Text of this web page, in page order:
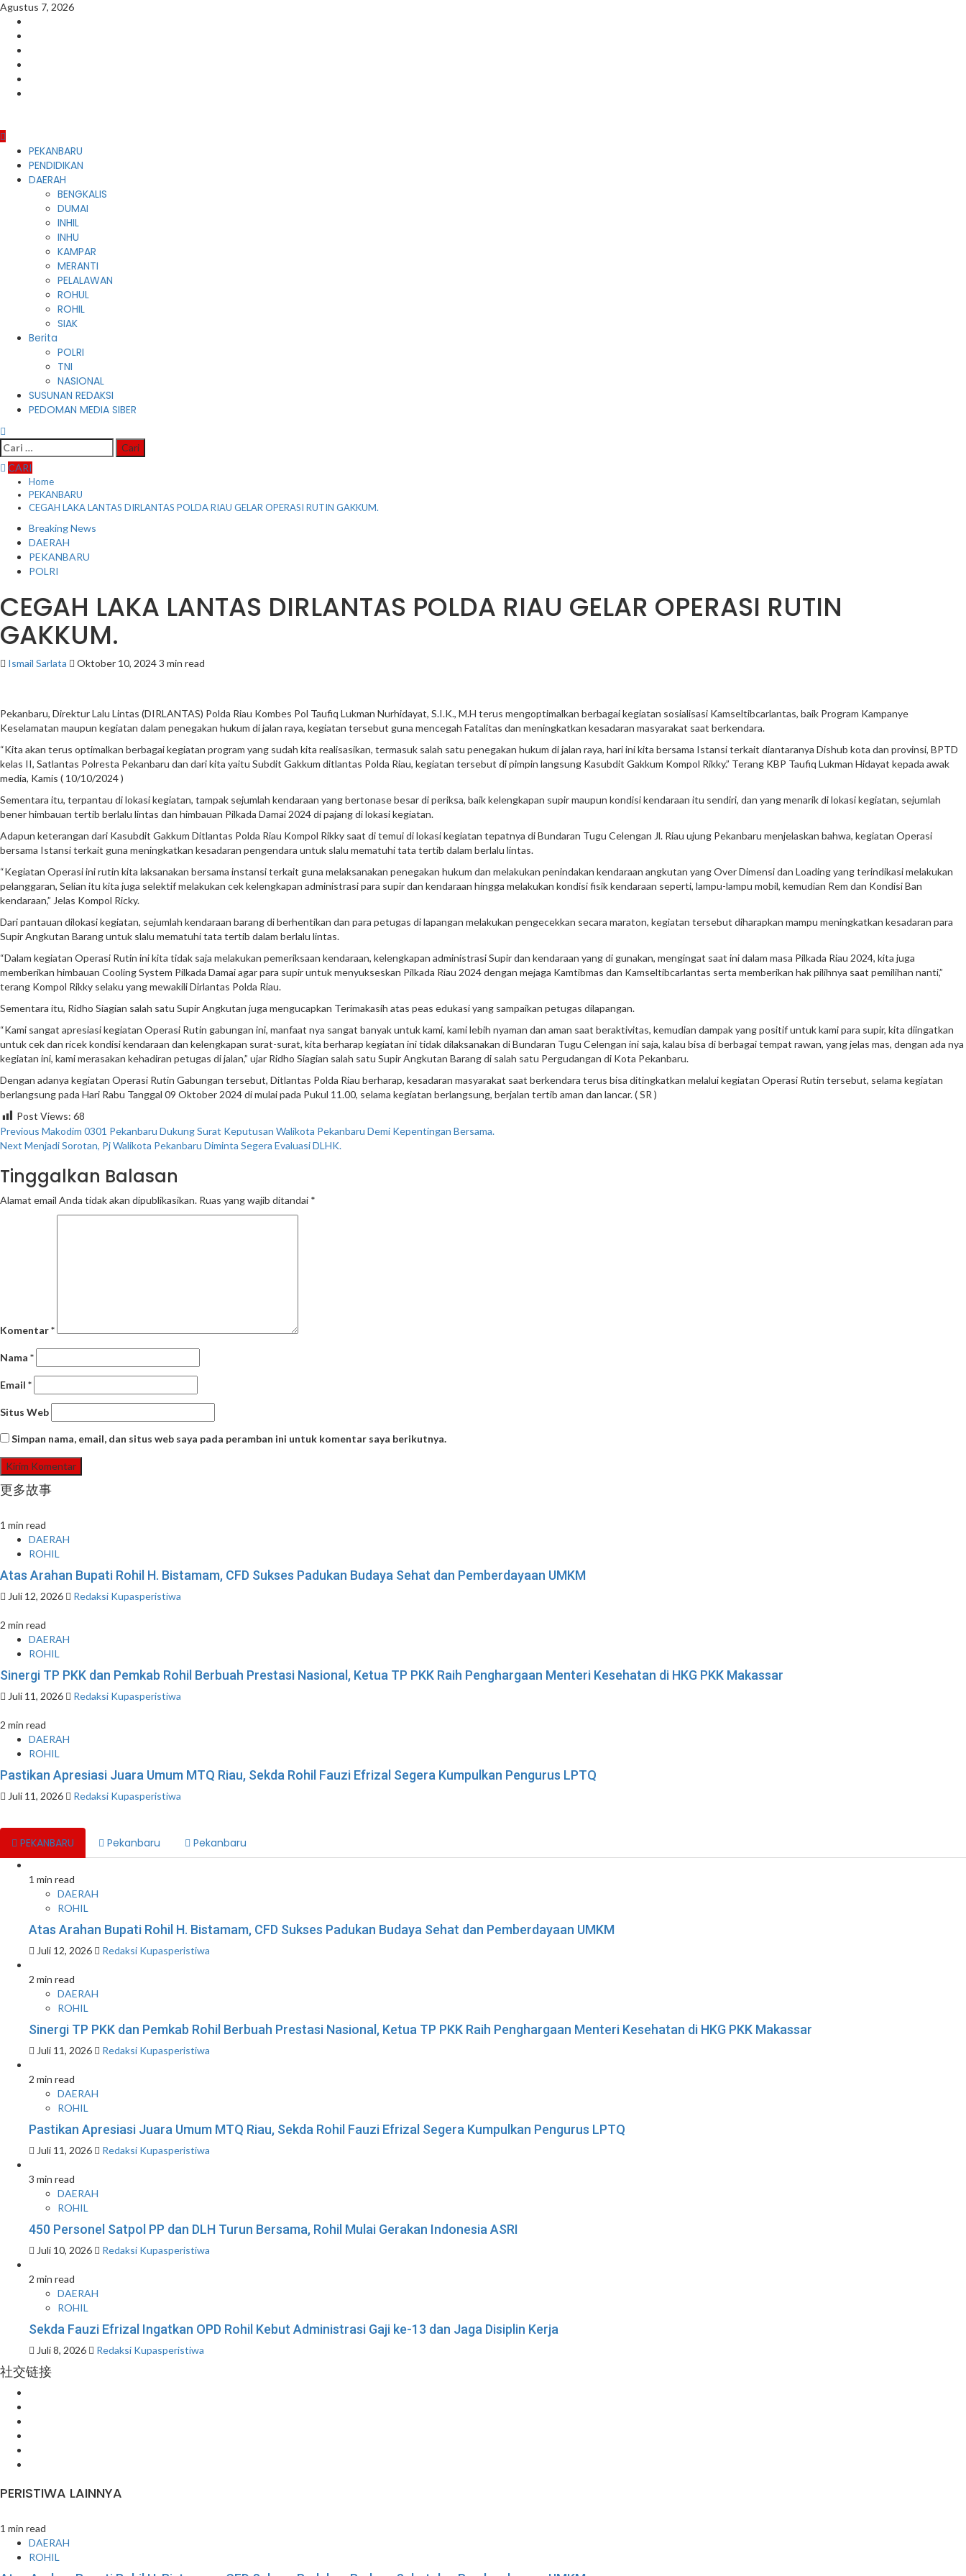
Skip
content
Agustus 7, 2026
Primary
Menu
PEKANBARU
PENDIDIKAN
DAERAH
BENGKALIS
DUMAI
INHIL
INHU
KAMPAR
MERANTI
PELALAWAN
ROHUL
ROHIL
SIAK
Berita
POLRI
TNI
NASIONAL
SUSUNAN REDAKSI
PEDOMAN MEDIA SIBER
Cari
untuk:
CARI
Home
PEKANBARU
CEGAH LAKA LANTAS DIRLANTAS POLDA RIAU GELAR OPERASI RUTIN GAKKUM.
Breaking News
DAERAH
PEKANBARU
POLRI
CEGAH LAKA LANTAS DIRLANTAS POLDA RIAU GELAR OPERASI RUTIN
GAKKUM.
Ismail Sarlata Oktober 10, 20243 min read
Pekanbaru, Direktur Lalu Lintas (DIRLANTAS) Polda Riau Kombes Pol Taufiq Lukman Nurhidayat, S.I.K., M.H terus mengoptimalkan berbagai kegiatan sosialisasi Kamseltibcarlantas, baik Program Kampanye
Keselamatan maupun kegiatan dalam penegakan hukum di jalan raya, kegiatan tersebut guna mencegah Fatalitas dan meningkatkan kesadaran masyarakat saat berkendara.
“Kita akan terus optimalkan berbagai kegiatan program yang sudah kita realisasikan, termasuk salah satu penegakan hukum di jalan raya, hari ini kita bersama Istansi terkait diantaranya Dishub kota dan provinsi, BPTD
kelas II, Satlantas Polresta Pekanbaru dan dari kita yaitu Subdit Gakkum ditlantas Polda Riau, kegiatan tersebut di pimpin langsung Kasubdit Gakkum Kompol Rikky.” Terang KBP Taufiq Lukman Hidayat kepada awak
media, Kamis ( 10/10/2024 )
Sementara itu, terpantau di lokasi kegiatan, tampak sejumlah kendaraan yang bertonase besar di periksa, baik kelengkapan supir maupun kondisi kendaraan itu sendiri, dan yang menarik di lokasi kegiatan, sejumlah
bener himbauan tertib berlalu lintas dan himbauan Pilkada Damai 2024 di pajang di lokasi kegiatan.
Adapun keterangan dari Kasubdit Gakkum Ditlantas Polda Riau Kompol Rikky saat di temui di lokasi kegiatan tepatnya di Bundaran Tugu Celengan Jl. Riau ujung Pekanbaru menjelaskan bahwa, kegiatan Operasi
bersama Istansi terkait guna meningkatkan kesadaran pengendara untuk slalu mematuhi tata tertib dalam berlalu lintas.
“Kegiatan Operasi ini rutin kita laksanakan bersama instansi terkait guna melaksanakan penegakan hukum dan melakukan penindakan kendaraan angkutan yang Over Dimensi dan Loading yang terindikasi melakukan
pelanggaran, Selian itu kita juga selektif melakukan cek kelengkapan administrasi para supir dan kendaraan hingga melakukan kondisi fisik kendaraan seperti, lampu-lampu mobil, kemudian Rem dan Kondisi Ban
kendaraan,” Jelas Kompol Ricky.
Dari pantauan dilokasi kegiatan, sejumlah kendaraan barang di berhentikan dan para petugas di lapangan melakukan pengecekkan secara maraton, kegiatan tersebut diharapkan mampu meningkatkan kesadaran para
Supir Angkutan Barang untuk slalu mematuhi tata tertib dalam berlalu lintas.
“Dalam kegiatan Operasi Rutin ini kita tidak saja melakukan pemeriksaan kendaraan, kelengkapan administrasi Supir dan kendaraan yang di gunakan, mengingat saat ini dalam masa Pilkada Riau 2024, kita juga
memberikan himbauan Cooling System Pilkada Damai agar para supir untuk menyukseskan Pilkada Riau 2024 dengan mejaga Kamtibmas dan Kamseltibcarlantas serta memberikan hak pilihnya saat pemilihan nanti,”
terang Kompol Rikky selaku yang mewakili Dirlantas Polda Riau.
Sementara itu, Ridho Siagian salah satu Supir Angkutan juga mengucapkan Terimakasih atas peas edukasi yang sampaikan petugas dilapangan.
“Kami sangat apresiasi kegiatan Operasi Rutin gabungan ini, manfaat nya sangat banyak untuk kami, kami lebih nyaman dan aman saat beraktivitas, kemudian dampak yang positif untuk kami para supir, kita diingatkan
untuk cek dan ricek kondisi kendaraan dan kelengkapan surat-surat, kita berharap kegiatan ini tidak dilaksanakan di Bundaran Tugu Celengan ini saja, kalau bisa di berbagai tempat rawan, yang jelas mas, dengan ada nya
kegiatan ini, kami merasakan kehadiran petugas di jalan,” ujar Ridho Siagian salah satu Supir Angkutan Barang di salah satu Pergudangan di Kota Pekanbaru.
Dengan adanya kegiatan Operasi Rutin Gabungan tersebut, Ditlantas Polda Riau berharap, kesadaran masyarakat saat berkendara terus bisa ditingkatkan melalui kegiatan Operasi Rutin tersebut, selama kegiatan
berlangsung pada Hari Rabu Tanggal 09 Oktober 2024 di mulai pada Pukul 11.00, selama kegiatan berlangsung, berjalan tertib aman dan lancar. ( SR )
Post Views: 68
Continue
Reading
Previous Makodim 0301 Pekanbaru Dukung Surat Keputusan Walikota Pekanbaru Demi Kepentingan Bersama.
Next Menjadi Sorotan, Pj Walikota Pekanbaru Diminta Segera Evaluasi DLHK.
Tinggalkan Balasan
Alamat email Anda tidak akan dipublikasikan. Ruas yang wajib ditandai *
Komentar*
Nama *
Email *
Situs Web
Simpan nama, email, dan situs web saya pada peramban ini untuk komentar saya berikutnya.
更多故事
1 min read
DAERAH
ROHIL
Atas Arahan Bupati Rohil H. Bistamam, CFD Sukses Padukan Budaya Sehat dan Pemberdayaan UMKM
Juli 12, 2026 Redaksi Kupasperistiwa
2 min read
DAERAH
ROHIL
Sinergi TP PKK dan Pemkab Rohil Berbuah Prestasi Nasional, Ketua TP PKK Raih Penghargaan Menteri Kesehatan di HKG PKK Makassar
Juli 11, 2026 Redaksi Kupasperistiwa
2 min read
DAERAH
ROHIL
Pastikan Apresiasi Juara Umum MTQ Riau, Sekda Rohil Fauzi Efrizal Segera Kumpulkan Pengurus LPTQ
Juli 11, 2026 Redaksi Kupasperistiwa
PEKANBARU Pekanbaru Pekanbaru
1 min read
DAERAH
ROHIL
Atas Arahan Bupati Rohil H. Bistamam, CFD Sukses Padukan Budaya Sehat dan Pemberdayaan UMKM
Juli 12, 2026 Redaksi Kupasperistiwa
2 min read
DAERAH
ROHIL
Sinergi TP PKK dan Pemkab Rohil Berbuah Prestasi Nasional, Ketua TP PKK Raih Penghargaan Menteri Kesehatan di HKG PKK Makassar
Juli 11, 2026 Redaksi Kupasperistiwa
2 min read
DAERAH
ROHIL
Pastikan Apresiasi Juara Umum MTQ Riau, Sekda Rohil Fauzi Efrizal Segera Kumpulkan Pengurus LPTQ
Juli 11, 2026 Redaksi Kupasperistiwa
3 min read
DAERAH
ROHIL
450 Personel Satpol PP dan DLH Turun Bersama, Rohil Mulai Gerakan Indonesia ASRI
Juli 10, 2026 Redaksi Kupasperistiwa
2 min read
DAERAH
ROHIL
Sekda Fauzi Efrizal Ingatkan OPD Rohil Kebut Administrasi Gaji ke-13 dan Jaga Disiplin Kerja
Juli 8, 2026 Redaksi Kupasperistiwa
社交链接
PERISTIWA LAINNYA
1 min read
DAERAH
ROHIL